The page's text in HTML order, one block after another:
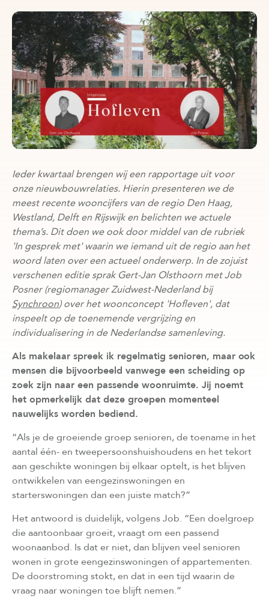
Ieder kwartaal brengen wij een rapportage uit voor
onze nieuwbouwrelaties. Hierin presenteren we de
meest recente wooncijfers van de regio Den Haag,
Westland, Delft en Rijswijk en belichten we actuele
thema’s. Dit doen we ook door middel van de rubriek
'In gesprek met' waarin we iemand uit de regio aan het
woord laten over een actueel onderwerp. In de zojuist
verschenen editie sprak Gert-Jan Olsthoorn met Job
Posner (regiomanager Zuidwest-Nederland bij
Synchroon) over het woonconcept 'Hofleven', dat
inspeelt op de toenemende vergrijzing en
individualisering in de Nederlandse samenleving.
Als makelaar spreek ik regelmatig senioren, maar ook
mensen die bijvoorbeeld vanwege een scheiding op
zoek zijn naar een passende woonruimte. Jij noemt
het opmerkelijk dat deze groepen momenteel
nauwelijks worden bediend.
“Als je de groeiende groep senioren, de toename in het
aantal één- en tweepersoonshuishoudens en het tekort
aan geschikte woningen bij elkaar optelt, is het blijven
ontwikkelen van eengezinswoningen en
starterswoningen dan een juiste match?”
Het antwoord is duidelijk, volgens Job. “Een doelgroep
die aantoonbaar groeit, vraagt om een passend
woonaanbod. Is dat er niet, dan blijven veel senioren
wonen in grote eengezinswoningen of appartementen.
De doorstroming stokt, en dat in een tijd waarin de
vraag naar woningen toe blijft nemen.”